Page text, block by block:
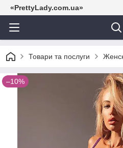
«PrettyLady.com.ua»
Товари та послуги
–10%